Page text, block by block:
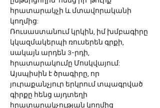
հրատարակչի և մտավորականի
կողմից:
Ռուսաստանում կրկին, իմ խմբագիրը
կկազմակերպի ռուսերեն գրքի,
սակայն արդեն 3-րդի,
հրատարակումը Մոսկվայում:
Այսպիսին է ծրագիրը, որ
յուրաքանչյուր երկրում տպագրված
գիրքը հենց այդտեղի
հրատարակչության կողմից